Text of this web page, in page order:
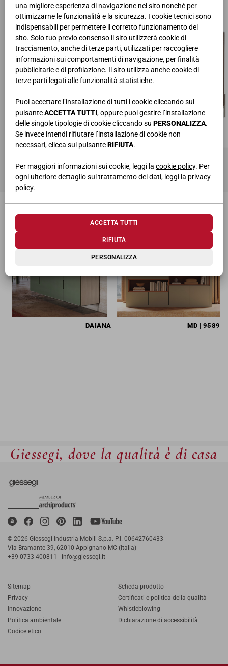
una migliore esperienza di navigazione nel sito nonché per
ottimizzarne le funzionalità e la sicurezza. I cookie tecnici sono
indispensabili per permettere il corretto funzionamento del
sito. Solo tuo previo consenso il sito utilizzerà cookie di
tracciamento, anche di terze parti, utilizzati per raccogliere
informazioni sui comportamenti di navigazione, per finalità
pubblicitarie e di profilazione. Il sito utilizza anche cookie di
terze parti legati alle funzionalità statistiche.
Puoi accettare l’installazione di tutti i cookie cliccando sul
pulsanteACCETTA TUTTI, oppure puoi gestire l’installazione
delle singole tipologie di cookie cliccando su PERSONALIZZA.
Se invece intendi rifiutare l’installazione di cookie non
necessari, clicca sul pulsanteRIFIUTA.
Per maggiori informazioni sui cookie, leggi la cookie policy. Per
ogni ulteriore dettaglio sul trattamento dei dati, leggi la privacy
policy.
PERSONALIZZA
RIFIUTA
ACCETTA TUTTI
L.127 • H.73,8 • P.58,3 cm
TI POTREBBERO INTERESSARE
DAIANA MD | 9589
Giessegi, dove la qualità è di casa
© 2026 Giessegi Industria Mobili S.p.a. P.I. 00642760433
Via Bramante 39, 62010 Appignano MC (Italia)
+39 0733 400811 - info@giessegi.it
Sitemap
Privacy
Innovazione
Politica ambientale
Codice etico
Scheda prodotto
Certificati e politica della qualità
Whistleblowing
Dichiarazione di accessibilità